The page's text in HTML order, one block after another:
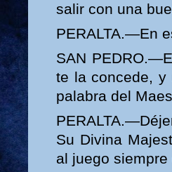
salir con una
PERALTA.—En
SAN
te la concede, y
palabra del
Su Divina
al juego